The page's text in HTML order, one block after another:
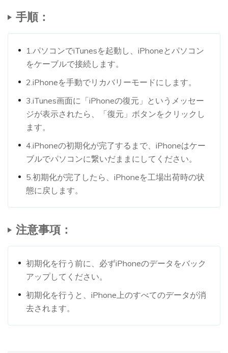
手順：
1.パソコンでiTunesを起動し、iPhoneとパソコン
をケーブルで接続します。
2.iPhoneを手動でリカバリーモードにします。
3.iTunes画面に「iPhoneの復元」というメッセー
ジが表示されたら、「復元」ボタンをクリックし
ます。
4.iPhoneの初期化が完了するまで、iPhoneはケー
ブルでパソコンに繋いだままにしてください。
5.初期化が完了したら、iPhoneを工場出荷時の状
態に戻します。
注意事項：
初期化を行う前に、必ずiPhoneのデータをバック
アップしてください。
初期化を行うと、iPhone上のすべてのデータが消
去されます。